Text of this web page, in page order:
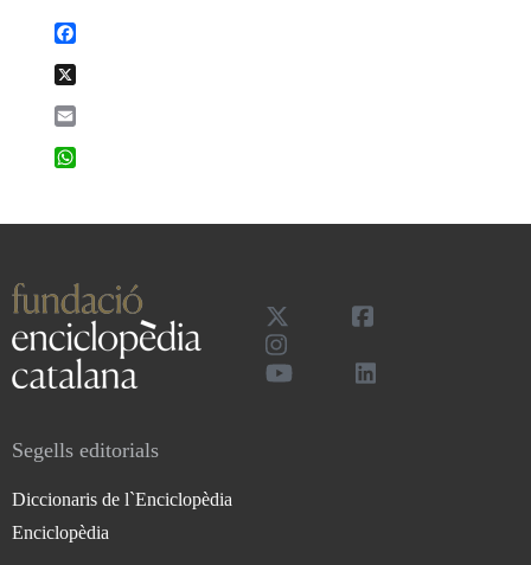
Segells editorials
Diccionaris de l`Enciclopèdia
Enciclopèdia